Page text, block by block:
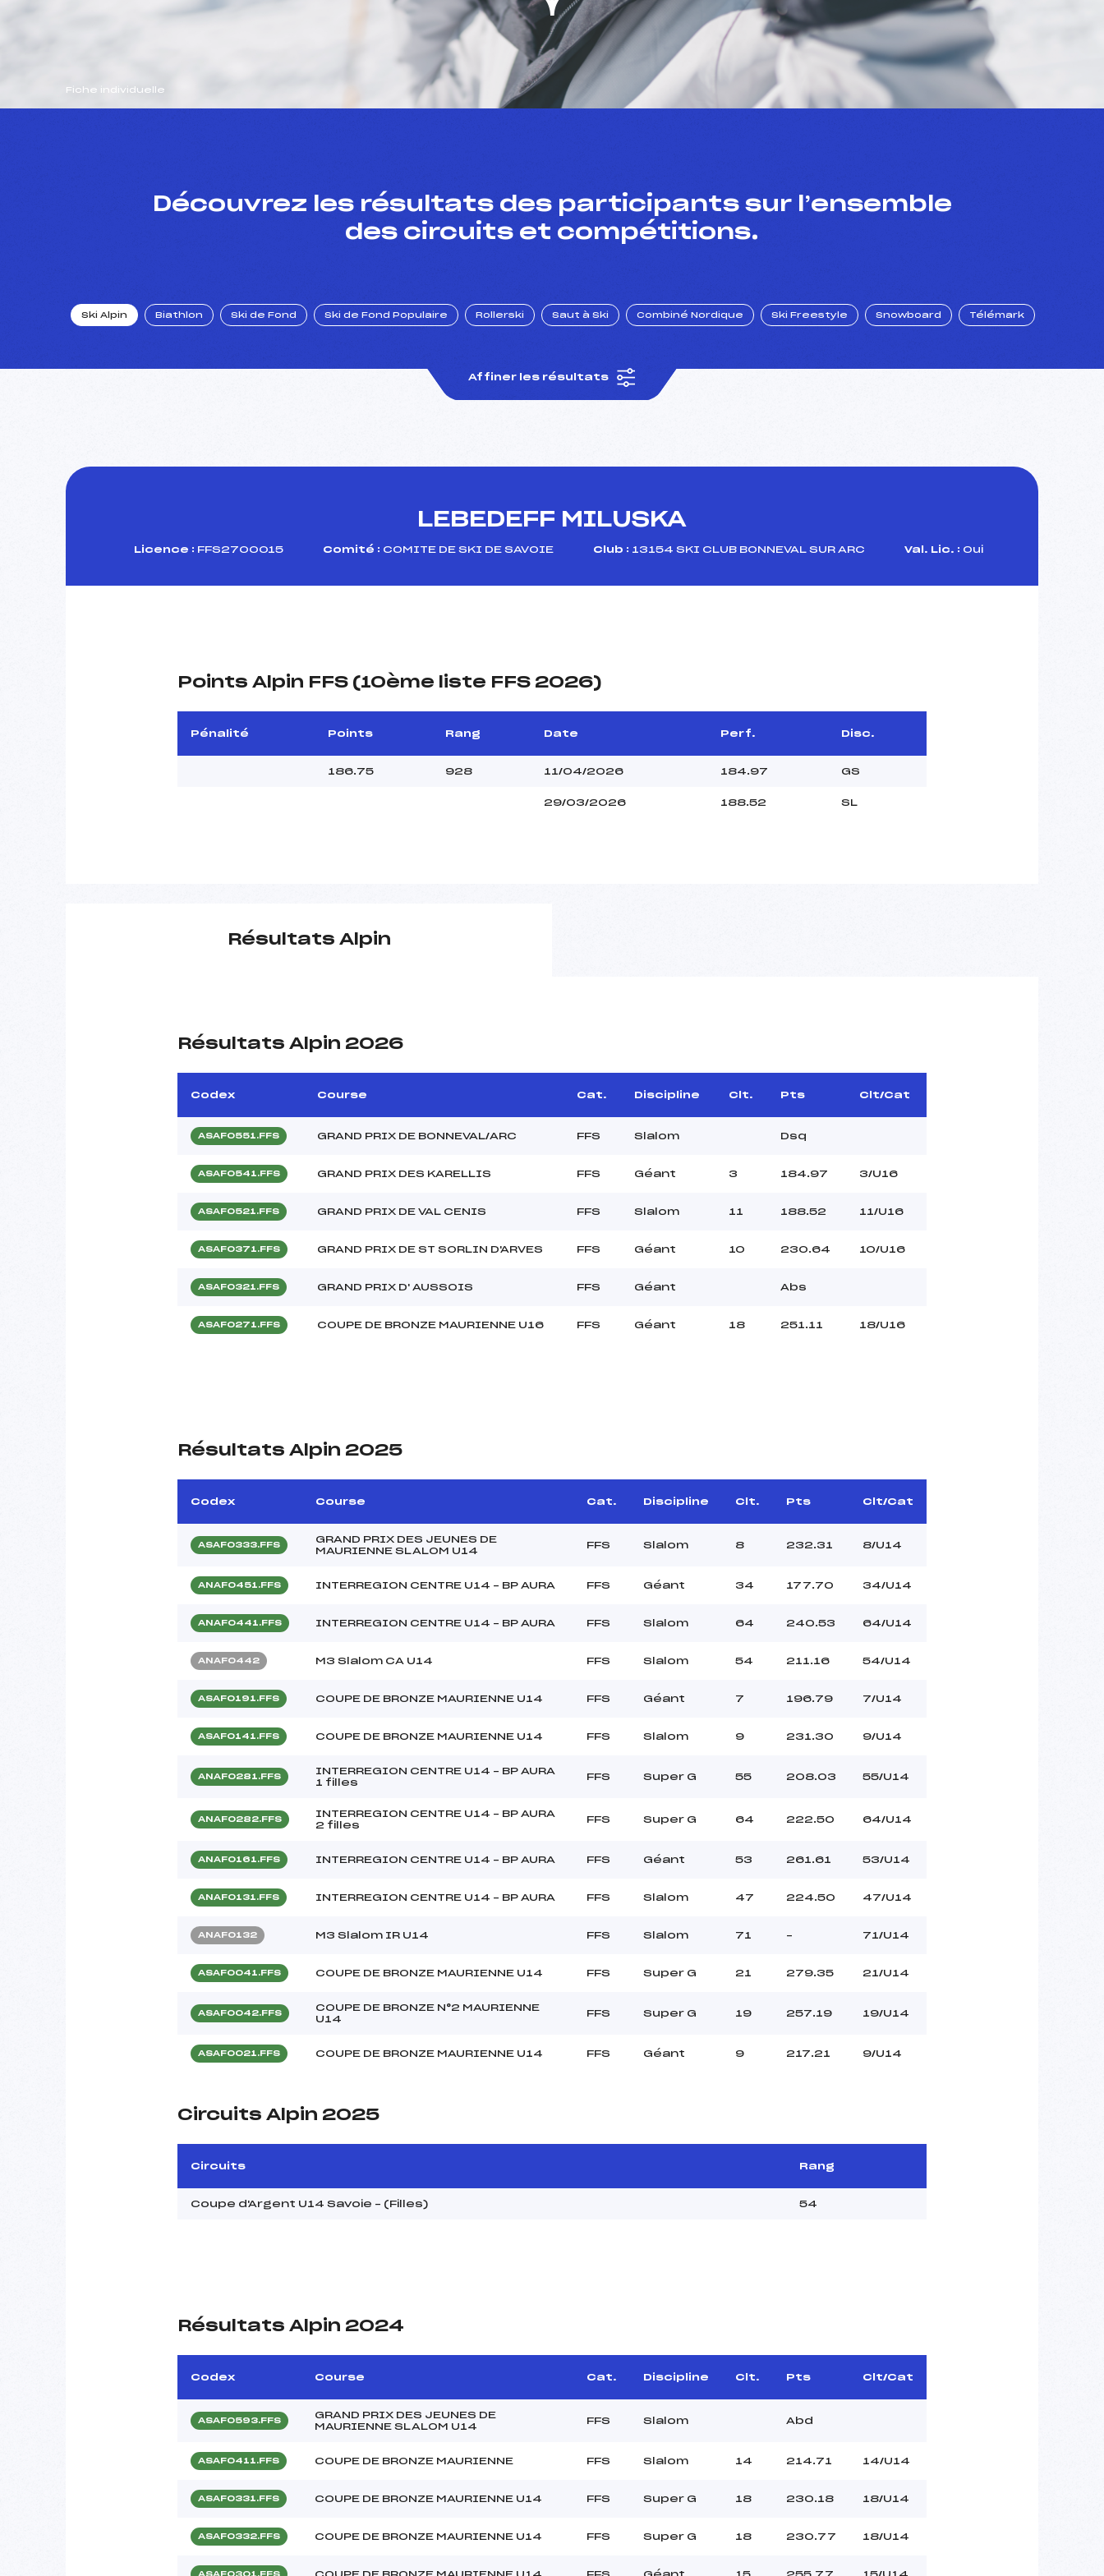
Fiche individuelle
Découvrez les résultats des participants sur l’ensemble
des circuits et compétitions.
Ski Alpin Biathlon Ski de Fond Ski de Fond Populaire Rollerski Saut à Ski Combiné Nordique Ski Freestyle Snowboard Télémark
Affiner les résultats
LEBEDEFF MILUSKA
Licence : FFS2700015 Comité : COMITE DE SKI DE SAVOIE Club : 13154 SKI CLUB BONNEVAL SUR ARC Val. Lic. : Oui
Points Alpin FFS (10ème liste FFS 2026)
Pénalité Points Rang Date Perf. Disc.
186.75 928 11/04/2026 184.97 GS
29/03/2026 188.52 SL
Résultats Alpin
Résultats Alpin 2026
Codex Course Cat. Discipline Clt. Pts Clt/Cat
ASAF0551.FFS GRAND PRIX DE BONNEVAL/ARC FFS Slalom Dsq
ASAF0541.FFS GRAND PRIX DES KARELLIS FFS Géant 3 184.97 3/U16
ASAF0521.FFS GRAND PRIX DE VAL CENIS FFS Slalom 11 188.52 11/U16
ASAF0371.FFS GRAND PRIX DE ST SORLIN D'ARVES FFS Géant 10 230.64 10/U16
ASAF0321.FFS GRAND PRIX D' AUSSOIS FFS Géant Abs
ASAF0271.FFS COUPE DE BRONZE MAURIENNE U16 FFS Géant 18 251.11 18/U16
Résultats Alpin 2025
Codex Course Cat. Discipline Clt. Pts Clt/Cat
ASAF0333.FFS
GRAND PRIX DES JEUNES DE
MAURIENNE SLALOM U14
FFS Slalom 8 232.31 8/U14
ANAF0451.FFS INTERREGION CENTRE U14 – BP AURA FFS Géant 34 177.70 34/U14
ANAF0441.FFS INTERREGION CENTRE U14 – BP AURA FFS Slalom 64 240.53 64/U14
ANAF0442 M3 Slalom CA U14 FFS Slalom 54 211.16 54/U14
ASAF0191.FFS COUPE DE BRONZE MAURIENNE U14 FFS Géant 7 196.79 7/U14
ASAF0141.FFS COUPE DE BRONZE MAURIENNE U14 FFS Slalom 9 231.30 9/U14
ANAF0281.FFS
INTERREGION CENTRE U14 – BP AURA
1 filles
FFS Super G 55 208.03 55/U14
ANAF0282.FFS
INTERREGION CENTRE U14 – BP AURA
2 filles
FFS Super G 64 222.50 64/U14
ANAF0161.FFS INTERREGION CENTRE U14 – BP AURA FFS Géant 53 261.61 53/U14
ANAF0131.FFS INTERREGION CENTRE U14 – BP AURA FFS Slalom 47 224.50 47/U14
ANAF0132 M3 Slalom IR U14 FFS Slalom 71 – 71/U14
ASAF0041.FFS COUPE DE BRONZE MAURIENNE U14 FFS Super G 21 279.35 21/U14
ASAF0042.FFS
COUPE DE BRONZE N°2 MAURIENNE
U14
FFS Super G 19 257.19 19/U14
ASAF0021.FFS COUPE DE BRONZE MAURIENNE U14 FFS Géant 9 217.21 9/U14
Circuits Alpin 2025
Circuits Rang
Coupe d'Argent U14 Savoie – (Filles) 54
Résultats Alpin 2024
Codex Course Cat. Discipline Clt. Pts Clt/Cat
ASAF0593.FFS
GRAND PRIX DES JEUNES DE
MAURIENNE SLALOM U14
FFS Slalom Abd
ASAF0411.FFS COUPE DE BRONZE MAURIENNE FFS Slalom 14 214.71 14/U14
ASAF0331.FFS COUPE DE BRONZE MAURIENNE U14 FFS Super G 18 230.18 18/U14
ASAF0332.FFS COUPE DE BRONZE MAURIENNE U14 FFS Super G 18 230.77 18/U14
ASAF0301.FFS COUPE DE BRONZE MAURIENNE U14 FFS Géant 15 255.77 15/U14